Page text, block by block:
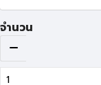
จำนวน